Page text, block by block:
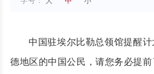
中国驻埃尔比勒总领馆提醒
德地区的中国公民，请您务必提